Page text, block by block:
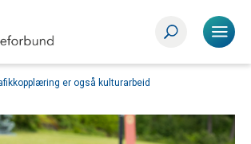
er også kulturarbeid